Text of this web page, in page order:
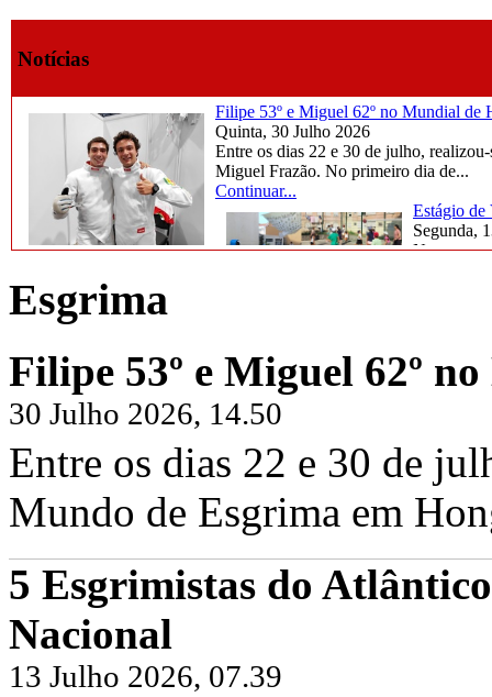
Notícias
Filipe 53º e Miguel 62º no Mundial de
Quinta, 30 Julho 2026
Entre os dias 22 e 30 de julho,
Miguel Frazão. No primeiro dia de...
Continuar...
Estágio de
Segunda,
Na
Frazão, juntamente com os...
Continuar...
Esgrima
Filipe 53º e Miguel 62º
30 Julho 2026, 14.50
Entre os dias 22 e 30 de
Mundo de Esgrima em
5 Esgrimistas do
Nacional
13 Julho 2026, 07.39